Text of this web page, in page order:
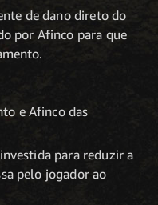
de dano direto do
por Afinco para que
e Afinco das
para reduzir a
pelo jogador ao